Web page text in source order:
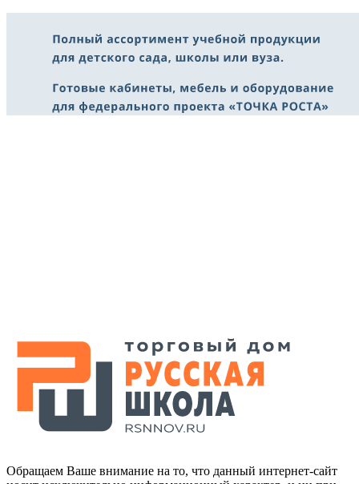
Обращаем Ваше внимание на то, что данный интернет-сайт